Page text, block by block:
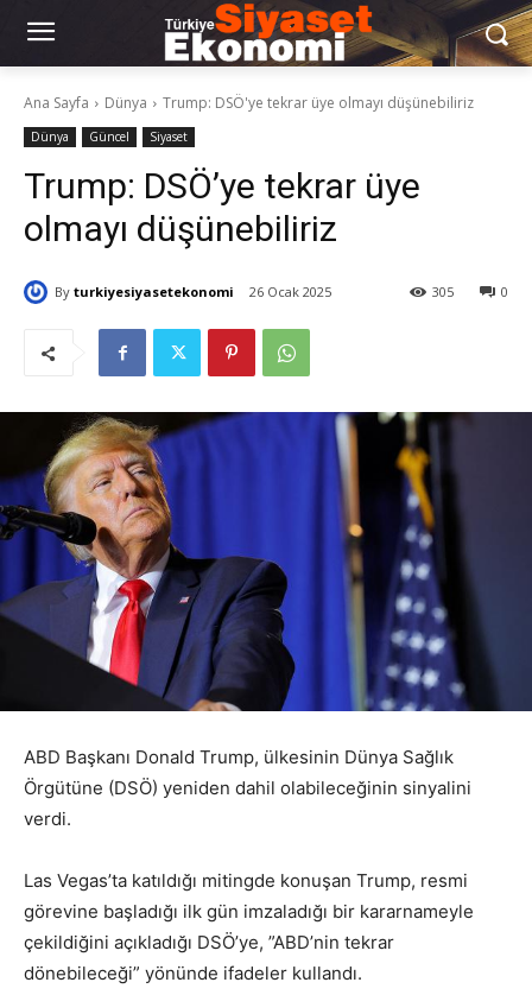
Ana Sayfa Dünya Trump: DSÖ'ye tekrar üye olmayı düşünebiliriz
Dünya Güncel Siyaset
Trump: DSÖ’ye tekrar üye
olmayı düşünebiliriz
By turkiyesiyasetekonomi 26 Ocak 2025 0
305
ABD Başkanı Donald Trump, ülkesinin Dünya Sağlık
Örgütüne (DSÖ) yeniden dahil olabileceğinin sinyalini
verdi.
Las Vegas’ta katıldığı mitingde konuşan Trump, resmi
görevine başladığı ilk gün imzaladığı bir kararnameyle
çekildiğini açıkladığı DSÖ’ye, ”ABD’nin tekrar
dönebileceği” yönünde ifadeler kullandı.